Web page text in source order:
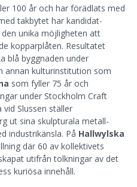
100 år och har förädlats med
takbytet har kandidat-
unika möjligheten att
kopparplåten. Resultatet
blå byggnaden under
annan kulturinstitution som
som fyller 75 år och
under Stockholm Craft
vid Slussen ställer
ut sina skulpturala metall-
industrikänsla. På Hallwylska
där 60 av kollektivets
utifrån tolkningar av det
kuriösa innehåll.